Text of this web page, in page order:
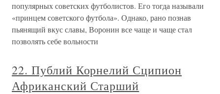
популярных советских футболистов. Его тогда называли
«принцем советского футбола». Однако, рано познав
пьянящий вкус славы, Воронин все чаще и чаще стал
позволять себе вольности
22. Публий Корнелий Сципион
Африканский Старший